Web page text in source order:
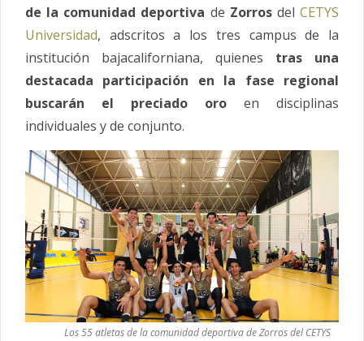
de la comunidad deportiva de ZorrosdelCETYS
Universidad, adscritos a los tres campus de la
institución bajacaliforniana, quienes tras una
destacada participación en la fase regional
buscarán el preciado oro en disciplinas
individuales y de conjunto.
Los 55 atletas de la comunidad deportiva de Zorros del CETYS